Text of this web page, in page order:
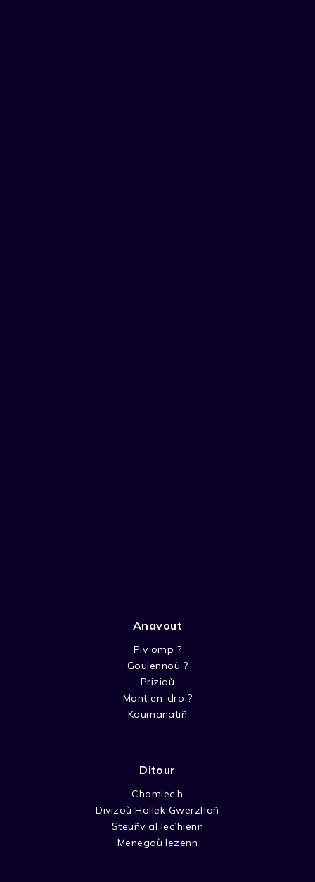
Anavout
Piv omp ?
Goulennoù ?
Prizioù
Mont en-dro ?
Koumanatiñ
Ditour
Chomlec’h
Divizoù Hollek Gwerzhañ
Steuñv al lec’hienn
Menegoù lezenn